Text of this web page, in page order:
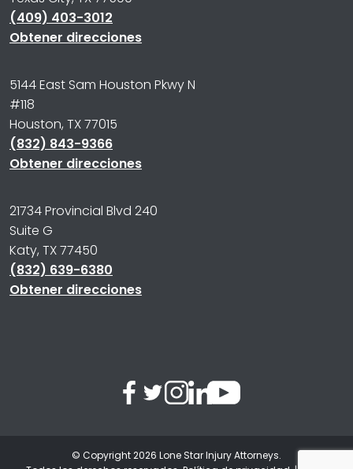
(409) 403-3012
Obtener direcciones
5144 East Sam Houston Pkwy N
#118
Houston, TX 77015
(832) 843-9366
Obtener direcciones
21734 Provincial Blvd 240
Suite G
Katy, TX 77450
(832) 639-6380
Obtener direcciones
© Copyright 2026 Lone Star Injury Attorneys.